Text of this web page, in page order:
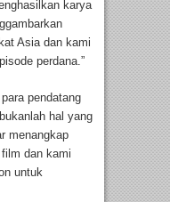
karya
Asia dan kami
perdana.”
pendatang
hal yang
menangkap
dan kami
untuk